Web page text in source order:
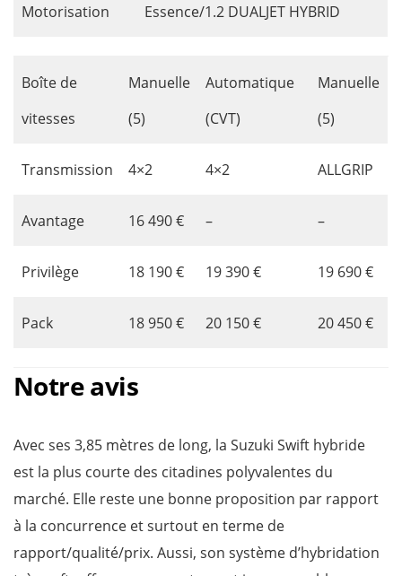
Motorisation Essence/1.2 DUALJET HYBRID
Boîte de
vitesses
Manuelle
(5)
Automatique
(CVT)
Manuelle
(5)
Transmission 4×2 4×2 ALLGRIP
Avantage 16 490 € – –
Privilège 18 190 € 19 390 € 19 690 €
Pack 18 950 € 20 150 € 20 450 €
Notre avis
Avec ses 3,85 mètres de long, la Suzuki Swift hybride
est la plus courte des citadines polyvalentes du
marché. Elle reste une bonne proposition par rapport
à la concurrence et surtout en terme de
rapport/qualité/prix. Aussi, son système d’hybridation